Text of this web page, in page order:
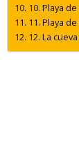
10. Playa
11. Playa
12. La